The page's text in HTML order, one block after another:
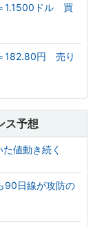
1.1500ドル 買
182.80円 売り
ス予想
値動き続く
90日線が攻防の